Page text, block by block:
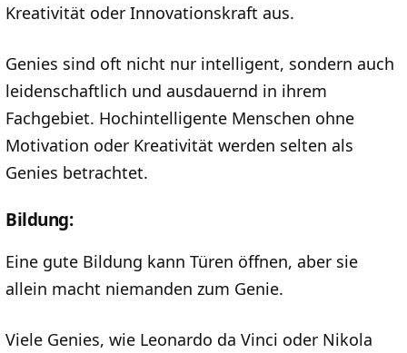
Kreativität oder Innovationskraft aus.
Genies sind oft nicht nur intelligent, sondern auch
leidenschaftlich und ausdauernd in ihrem
Fachgebiet. Hochintelligente Menschen ohne
Motivation oder Kreativität werden selten als
Genies betrachtet.
Bildung:
Eine gute Bildung kann Türen öffnen, aber sie
allein macht niemanden zum Genie.
Viele Genies, wie Leonardo da Vinci oder Nikola